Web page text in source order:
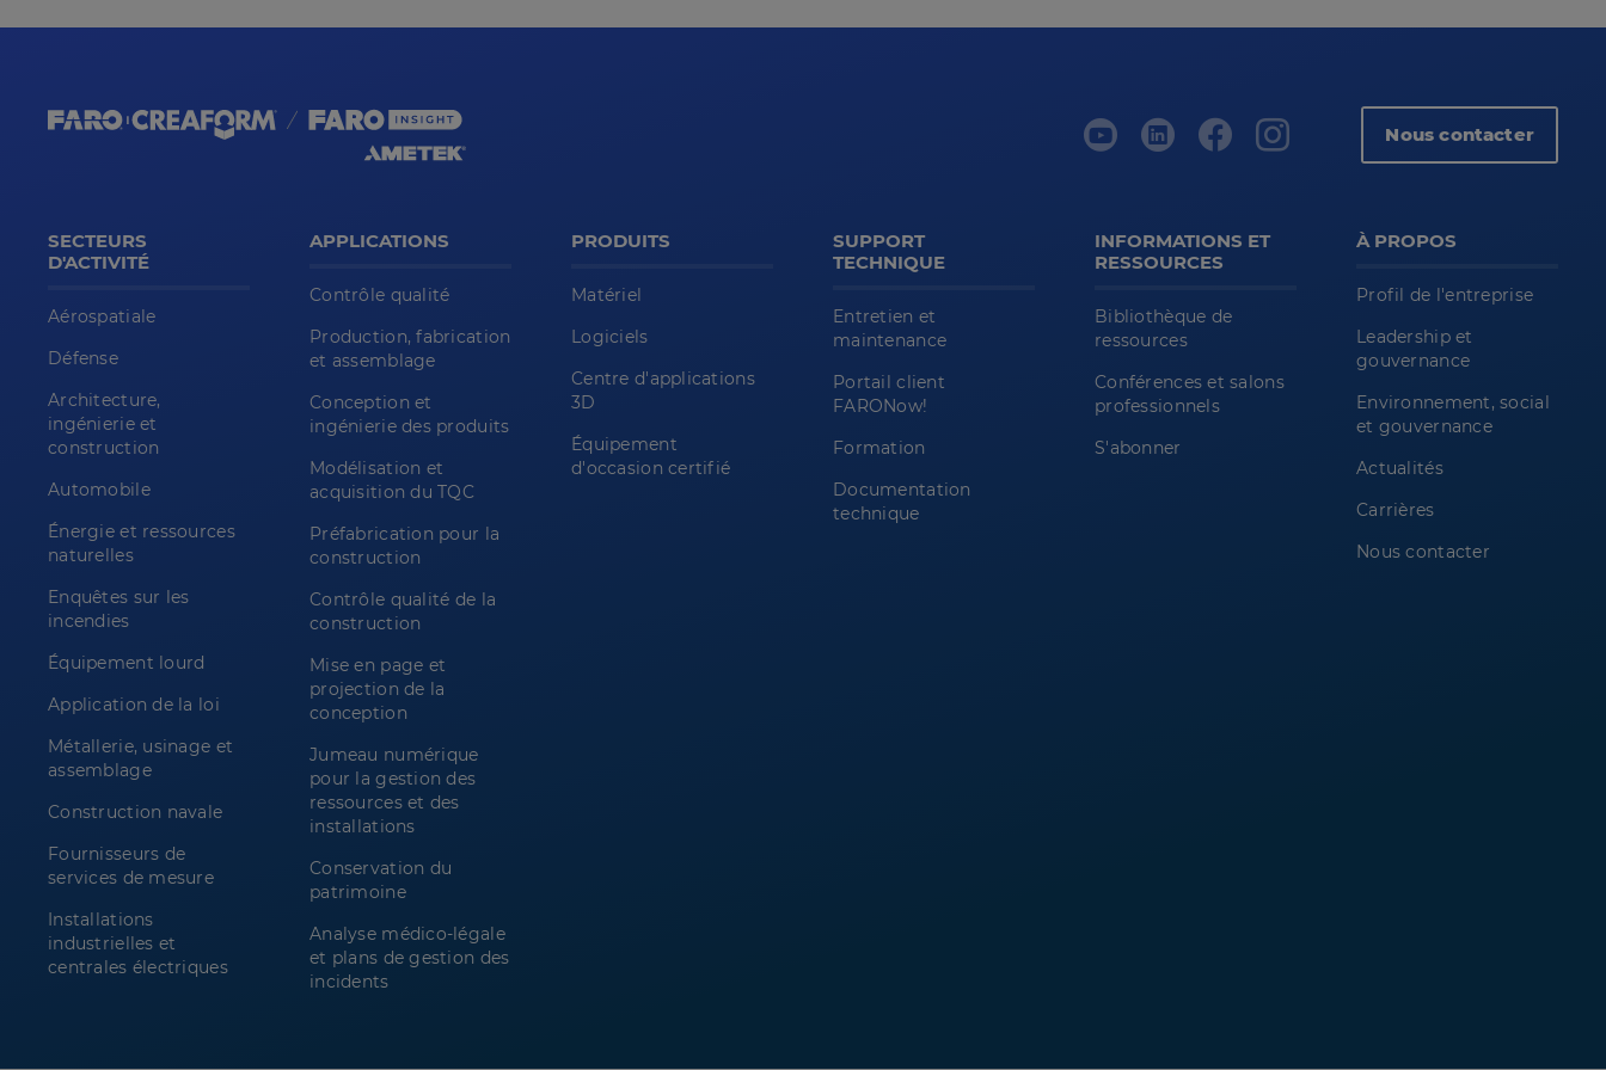
Nous contacter
SECTEURS
D'ACTIVITÉ
Aérospatiale
Défense
Architecture,
ingénierie et
construction
Automobile
Énergie et ressources
naturelles
Enquêtes sur les
incendies
Équipement lourd
Application de la loi
Métallerie, usinage et
assemblage
Construction navale
Fournisseurs de
services de mesure
Installations
industrielles et
centrales électriques
APPLICATIONS
Contrôle qualité
Production, fabrication
et assemblage
Conception et
ingénierie des produits
Modélisation et
acquisition du TQC
Préfabrication pour la
construction
Contrôle qualité de la
construction
Mise en page et
projection de la
conception
Jumeau numérique
pour la gestion des
ressources et des
installations
Conservation du
patrimoine
Analyse médico-légale
et plans de gestion des
incidents
PRODUITS
Matériel
Logiciels
Centre d'applications
3D
Équipement
d'occasion certifié
SUPPORT
TECHNIQUE
Entretien et
maintenance
Portail client
FARONow!
Formation
Documentation
technique
INFORMATIONS ET
RESSOURCES
Bibliothèque de
ressources
Conférences et salons
professionnels
S'abonner
À PROPOS
Profil de l'entreprise
Leadership et
gouvernance
Environnement, social
et gouvernance
Actualités
Carrières
Nous contacter